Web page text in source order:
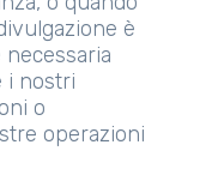
è
i nostri
o
operazioni